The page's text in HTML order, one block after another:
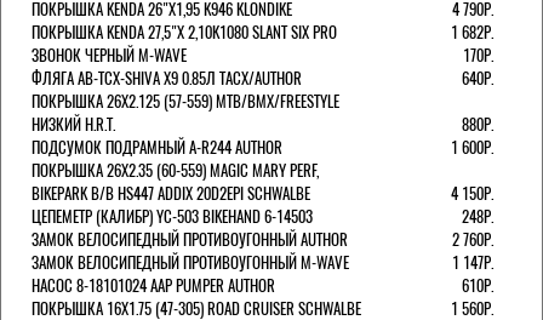
ПОКРЫШКА KENDA 26"Х1,95 K946 KLONDIKE
4 790Р.
ПОКРЫШКА KENDA 27,5"Х 2,10K1080 SLANT SIX PRO
1 682Р.
ЗВОНОК ЧЕРНЫЙ M-WAVE
170Р.
ФЛЯГА AB-TCX-SHIVA X9 0.85Л TACX/AUTHOR
640Р.
ПОКРЫШКА 26X2.125 (57-559) MTB/BMX/FREESTYLE
НИЗКИЙ H.R.T.
880Р.
ПОДСУМОК ПОДРАМНЫЙ A-R244 AUTHOR
1 600Р.
ПОКРЫШКА 26X2.35 (60-559) MAGIC MARY PERF,
BIKEPARK B/B HS447 ADDIX 20D2EPI SCHWALBE
4 150Р.
ЦЕПЕМЕТР (КАЛИБР) YC-503 BIKEHAND 6-14503
248Р.
ЗАМОК ВЕЛОСИПЕДНЫЙ ПРОТИВОУГОННЫЙ AUTHOR
2 760Р.
ЗАМОК ВЕЛОСИПЕДНЫЙ ПРОТИВОУГОННЫЙ M-WAVE
1 147Р.
НАСОС 8-18101024 AAP PUMPER AUTHOR
610Р.
ПОКРЫШКА 16X1.75 (47-305) ROAD CRUISER SCHWALBE
1 560Р.